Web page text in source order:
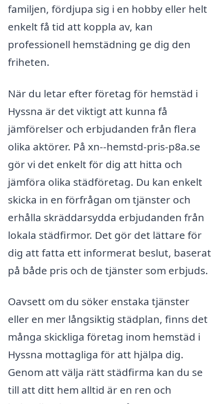
familjen, fördjupa sig i en hobby eller helt
enkelt få tid att koppla av, kan
professionell hemstädning ge dig den
friheten.
När du letar efter företag för hemstäd i
Hyssna är det viktigt att kunna få
jämförelser och erbjudanden från flera
olika aktörer. På xn--hemstd-pris-p8a.se
gör vi det enkelt för dig att hitta och
jämföra olika städföretag. Du kan enkelt
skicka in en förfrågan om tjänster och
erhålla skräddarsydda erbjudanden från
lokala städfirmor. Det gör det lättare för
dig att fatta ett informerat beslut, baserat
på både pris och de tjänster som erbjuds.
Oavsett om du söker enstaka tjänster
eller en mer långsiktig städplan, finns det
många skickliga företag inom hemstäd i
Hyssna mottagliga för att hjälpa dig.
Genom att välja rätt städfirma kan du se
till att ditt hem alltid är en ren och